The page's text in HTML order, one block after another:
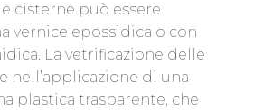
cisterne può essere
vernice epossidica o con
La vetrificazione delle
nell’applicazione di una
plastica trasparente, che